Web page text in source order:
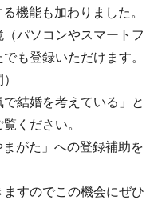
機能も加わりました。
パソコンやスマートフ
も登録いただけます。
結婚を考えている」と
ください。
がた」への登録補助を
すのでこの機会にぜひ